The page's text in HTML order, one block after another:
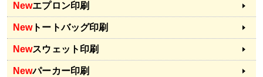
Newエプロン印刷
Newトートバッグ印刷
Newスウェット印刷
Newパーカー印刷